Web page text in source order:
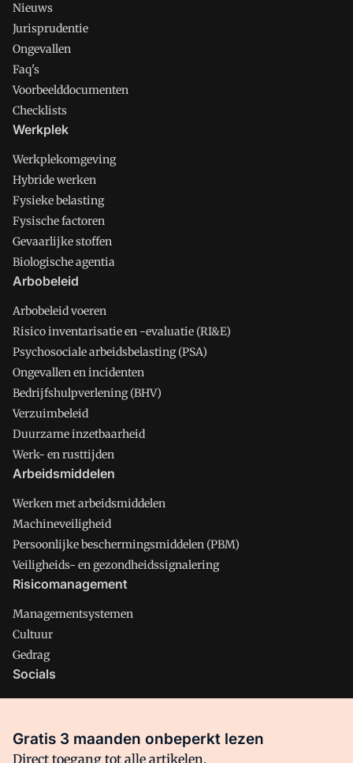
Nieuws
Jurisprudentie
Ongevallen
Faq's
Voorbeelddocumenten
Checklists
Werkplek
Werkplekomgeving
Hybride werken
Fysieke belasting
Fysische factoren
Gevaarlijke stoffen
Biologische agentia
Arbobeleid
Arbobeleid voeren
Risico inventarisatie en -evaluatie (RI&E)
Psychosociale arbeidsbelasting (PSA)
Ongevallen en incidenten
Bedrijfshulpverlening (BHV)
Verzuimbeleid
Duurzame inzetbaarheid
Werk- en rusttijden
Arbeidsmiddelen
Werken met arbeidsmiddelen
Machineveiligheid
Persoonlijke beschermingsmiddelen (PBM)
Veiligheids- en gezondheidssignalering
Risicomanagement
Managementsystemen
Cultuur
Gedrag
Socials
Facebook
Gratis 3 maanden onbeperkt lezen
Direct toegang tot alle artikelen,